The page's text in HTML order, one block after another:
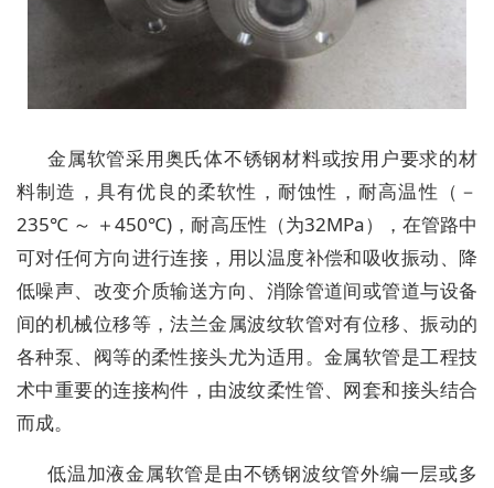
金属软管采用奥氏体不锈钢材料或按用户要求的材
料制造，具有优良的柔软性，耐蚀性，耐高温性（－
235℃ ～ ＋450℃)，耐高压性（为32MPa），在管路中
可对任何方向进行连接，用以温度补偿和吸收振动、降
低噪声、改变介质输送方向、消除管道间或管道与设备
间的机械位移等，法兰金属波纹软管对有位移、振动的
各种泵、阀等的柔性接头尤为适用。金属软管是工程技
术中重要的连接构件，由波纹柔性管、网套和接头结合
而成。
低温加液金属软管是由不锈钢波纹管外编一层或多